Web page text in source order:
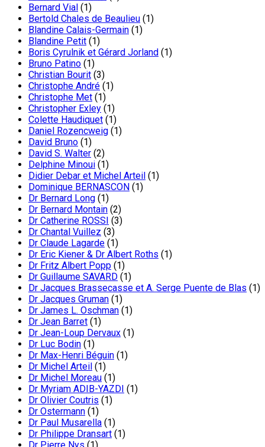
Bernard Vial (1)
Bertold Chales de Beaulieu (1)
Blandine Calais-Germain (1)
Blandine Petit (1)
Boris Cyrulnik et Gérard Jorland (1)
Bruno Patino (1)
Christian Bourit (3)
Christophe André (1)
Christophe Met (1)
Christopher Exley (1)
Colette Haudiquet (1)
Daniel Rozencweig (1)
David Bruno (1)
David S. Walter (2)
Delphine Minoui (1)
Didier Debar et Michel Arteil (1)
Dominique BERNASCON (1)
Dr Bernard Long (1)
Dr Bernard Montain (2)
Dr Catherine ROSSI (3)
Dr Chantal Vuillez (3)
Dr Claude Lagarde (1)
Dr Eric Kiener & Dr Albert Roths (1)
Dr Fritz Albert Popp (1)
Dr Guillaume SAVARD (1)
Dr Jacques Brassecasse et A. Serge Puente de Blas (1)
Dr Jacques Gruman (1)
Dr James L. Oschman (1)
Dr Jean Barret (1)
Dr Jean-Loup Dervaux (1)
Dr Luc Bodin (1)
Dr Max-Henri Béguin (1)
Dr Michel Arteil (1)
Dr Michel Moreau (1)
Dr Myriam ADIB-YAZDI (1)
Dr Olivier Coutris (1)
Dr Ostermann (1)
Dr Paul Musarella (1)
Dr Philippe Dransart (1)